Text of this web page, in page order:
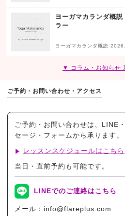
ヨーガマカランダ概
ラー
ヨーガマカランダ概説
▼ コラム・お知らせ
ご予約・お問い合わせ・アクセス
ご予約・お問い合わせは、LINE
セージ・フォームから承ります。
レッスンスケジュールはこちら
当日・直前予約も可能です。
LINEでのご連絡はこちら
メール：info@flareplus.com